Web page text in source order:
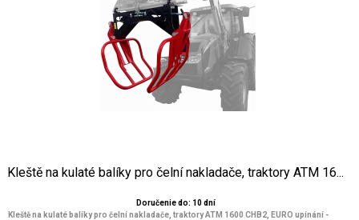
Kleště na kulaté balíky pro čelní nakladače, traktory ATM 16...
Doručenie do: 10 dní
Kleště na kulaté balíky pro čelní nakladače, traktory ATM 1600 CHB2, EURO upínání -